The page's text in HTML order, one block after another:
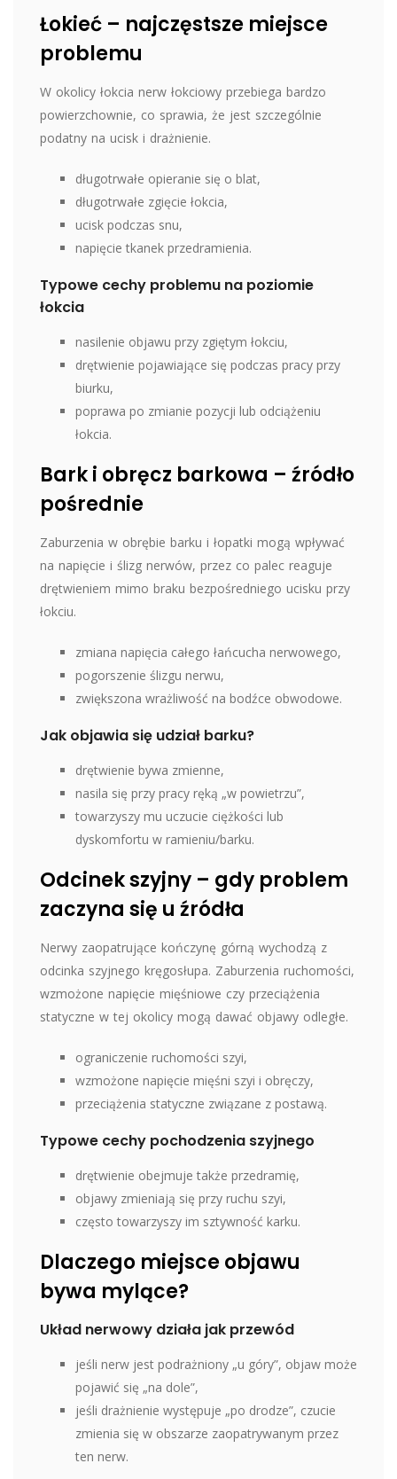
Łokieć – najczęstsze miejsce
problemu
W okolicy łokcia nerw łokciowy przebiega bardzo
powierzchownie, co sprawia, że jest szczególnie
podatny na ucisk i drażnienie.
długotrwałe opieranie się o blat,
długotrwałe zgięcie łokcia,
ucisk podczas snu,
napięcie tkanek przedramienia.
Typowe cechy problemu na poziomie
łokcia
nasilenie objawu przy zgiętym łokciu,
drętwienie pojawiające się podczas pracy przy
biurku,
poprawa po zmianie pozycji lub odciążeniu
łokcia.
Bark i obręcz barkowa – źródło
pośrednie
Zaburzenia w obrębie barku i łopatki mogą wpływać
na napięcie i ślizg nerwów, przez co palec reaguje
drętwieniem mimo braku bezpośredniego ucisku przy
łokciu.
zmiana napięcia całego łańcucha nerwowego,
pogorszenie ślizgu nerwu,
zwiększona wrażliwość na bodźce obwodowe.
Jak objawia się udział barku?
drętwienie bywa zmienne,
nasila się przy pracy ręką „w powietrzu”,
towarzyszy mu uczucie ciężkości lub
dyskomfortu w ramieniu/barku.
Odcinek szyjny – gdy problem
zaczyna się u źródła
Nerwy zaopatrujące kończynę górną wychodzą z
odcinka szyjnego kręgosłupa. Zaburzenia ruchomości,
wzmożone napięcie mięśniowe czy przeciążenia
statyczne w tej okolicy mogą dawać objawy odległe.
ograniczenie ruchomości szyi,
wzmożone napięcie mięśni szyi i obręczy,
przeciążenia statyczne związane z postawą.
Typowe cechy pochodzenia szyjnego
drętwienie obejmuje także przedramię,
objawy zmieniają się przy ruchu szyi,
często towarzyszy im sztywność karku.
Dlaczego miejsce objawu
bywa mylące?
Układ nerwowy działa jak przewód
jeśli nerw jest podrażniony „u góry”, objaw może
pojawić się „na dole”,
jeśli drażnienie występuje „po drodze”, czucie
zmienia się w obszarze zaopatrywanym przez
ten nerw.